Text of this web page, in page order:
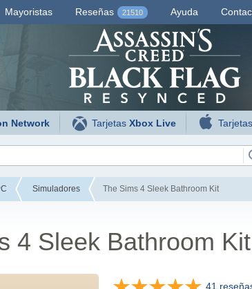
Mayoristas Reseñas 21510 Ayuda
Network TarjetasXbox Live Tarjetas
Simuladores The Sims 4 Sleek Bathroom Kit
4 Sleek Bathroom Kit
41